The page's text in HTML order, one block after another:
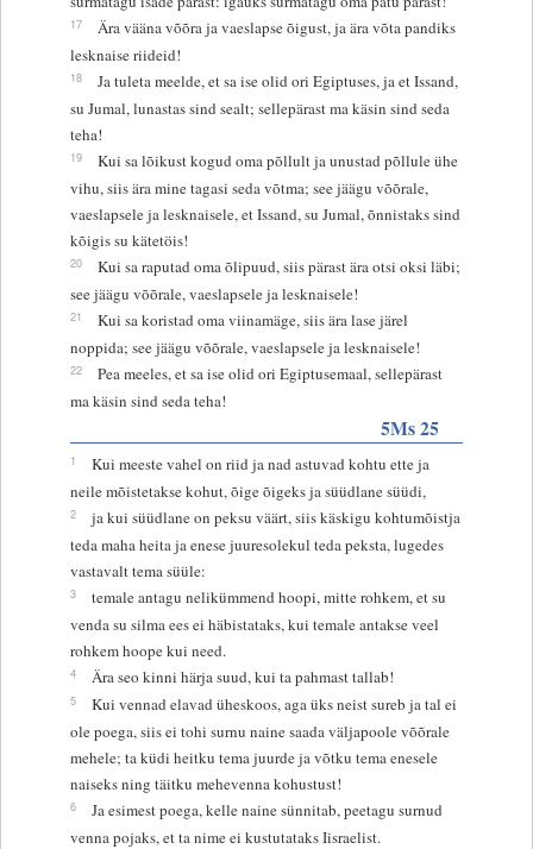
17
Ära vääna võõra ja vaeslapse õigust, ja ära võta pandiks
lesknaise riideid!
18
Ja tuleta meelde, et sa ise olid ori Egiptuses, ja et Issand,
su Jumal, lunastas sind sealt; sellepärast ma käsin sind seda
teha!
19
Kui sa lõikust kogud oma põllult ja unustad põllule ühe
vihu, siis ära mine tagasi seda võtma; see jäägu võõrale,
vaeslapsele ja lesknaisele, et Issand, su Jumal, õnnistaks sind
kõigis su kätetöis!
20
Kui sa raputad oma õlipuud, siis pärast ära otsi oksi läbi;
see jäägu võõrale, vaeslapsele ja lesknaisele!
21
Kui sa koristad oma viinamäge, siis ära lase järel
noppida; see jäägu võõrale, vaeslapsele ja lesknaisele!
22
Pea meeles, et sa ise olid ori Egiptusemaal, sellepärast
ma käsin sind seda teha!
5Ms 25
1
Kui meeste vahel on riid ja nad astuvad kohtu ette ja
neile mõistetakse kohut, õige õigeks ja süüdlane süüdi,
2
ja kui süüdlane on peksu väärt, siis käskigu kohtumõistja
teda maha heita ja enese juuresolekul teda peksta, lugedes
vastavalt tema süüle:
3
temale antagu nelikümmend hoopi, mitte rohkem, et su
venda su silma ees ei häbistataks, kui temale antakse veel
rohkem hoope kui need.
4 Ära seo kinni härja suud, kui ta pahmast tallab!
5
Kui vennad elavad üheskoos, aga üks neist sureb ja tal ei
ole poega, siis ei tohi surnu naine saada väljapoole võõrale
mehele; ta küdi heitku tema juurde ja võtku tema enesele
naiseks ning täitku mehevenna kohustust!
6
Ja esimest poega, kelle naine sünnitab, peetagu surnud
venna pojaks, et ta nime ei kustutataks Iisraelist.